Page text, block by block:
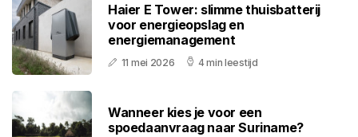
Haier E Tower: slimme thuisbatterij
voor energieopslag en
energiemanagement
11 mei 2026 4 min leestijd
Wanneer kies je voor een
spoedaanvraag naar Suriname?